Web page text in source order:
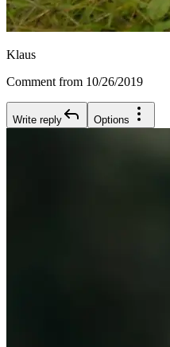
Klaus
Comment from 10/26/2019
Write reply Options